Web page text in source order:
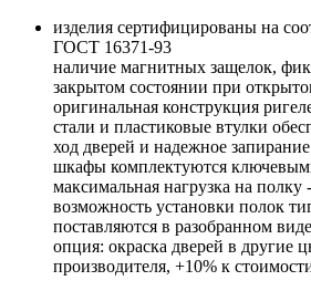
изделия сертифицированы на
ГОСТ 16371-93
наличие магнитных защелок,
закрытом состоянии при
оригинальная конструкция
стали и пластиковые втулки
ход дверей и надежное
шкафы комплектуются
максимальная нагрузка на полку
возможность установки полок
поставляются в разобранном виде
опция: окраска дверей в другие
производителя, +10% к